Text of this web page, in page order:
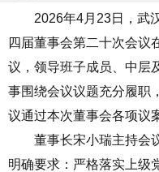
2026年4月 23日，武
四届董事会第二十次会议
议，领导班子成员、中层
事围绕会议议题充分履职
议通过本次董事会各项议
董事长宋小瑞主持会
明确要求：严格落实上级